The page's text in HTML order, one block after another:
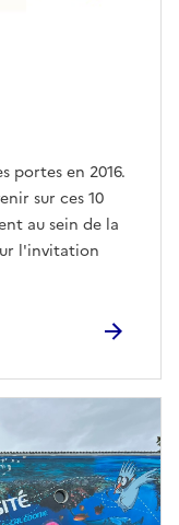
portes en 2016.
sur ces 10
au sein de la
l'invitation